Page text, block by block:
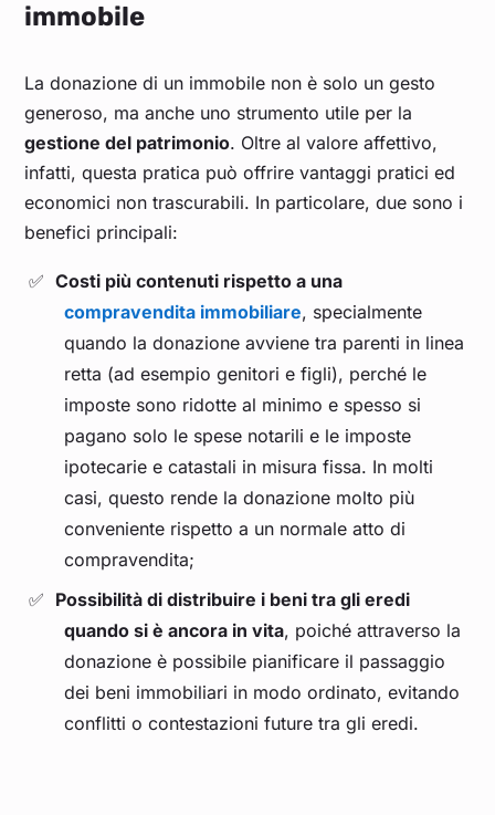
immobile
La donazione di un immobile non è solo un gesto
generoso, ma anche uno strumento utile per la
gestione del patrimonio. Oltre al valore affettivo,
infatti, questa pratica può offrire vantaggi pratici ed
economici non trascurabili. In particolare, due sono i
benefici principali:
Costi più contenuti rispetto a una
compravendita immobiliare, specialmente
quando la donazione avviene tra parenti in linea
retta (ad esempio genitori e figli), perché le
imposte sono ridotte al minimo e spesso si
pagano solo le spese notarili e le imposte
ipotecarie e catastali in misura fissa. In molti
casi, questo rende la donazione molto più
conveniente rispetto a un normale atto di
compravendita;
Possibilità di distribuire i beni tra gli eredi
quando si è ancora in vita, poiché attraverso la
donazione è possibile pianificare il passaggio
dei beni immobiliari in modo ordinato, evitando
conflitti o contestazioni future tra gli eredi.